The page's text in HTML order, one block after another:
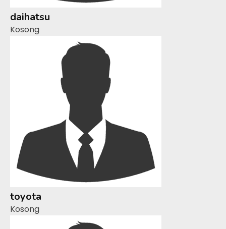
daihatsu
Kosong
toyota
Kosong